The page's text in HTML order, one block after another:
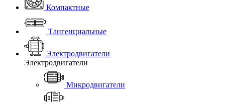
Компактные
Тангенциальные
Электродвигатели
Электродвигатели
Микродвигатели